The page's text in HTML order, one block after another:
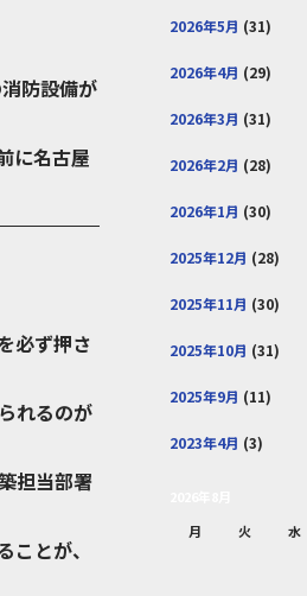
防設備が
に名古屋
必ず押さ
れるのが
担当部署
とが、
2026年5月 (31)
2026年4月 (29)
2026年3月 (31)
2026年2月 (28)
2026年1月 (30)
2025年12月 (28)
2025年11月 (30)
2025年10月 (31)
2025年9月 (11)
2023年4月 (3)
月
火 水